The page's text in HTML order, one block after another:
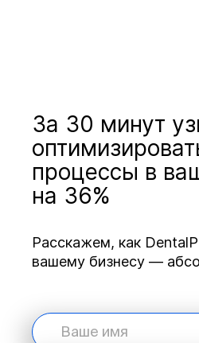
За 30 минут
процессы в
на 36%
Расскажем, как
вашему бизнесу —